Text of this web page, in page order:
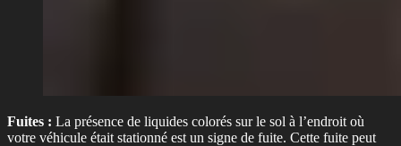
Fuites : La présence de liquides colorés sur le sol à l’endroit où
votre véhicule était stationné est un signe de fuite. Cette fuite peut